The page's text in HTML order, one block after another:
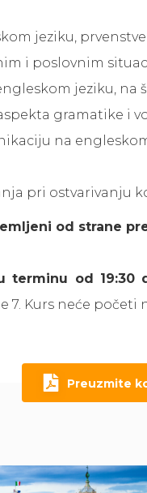
jeziku,
i poslovnim
jeziku, na
gramatike i
na
pri ostvarivanju
od strane
od 19:30
7. Kurs neće
Preuzmite